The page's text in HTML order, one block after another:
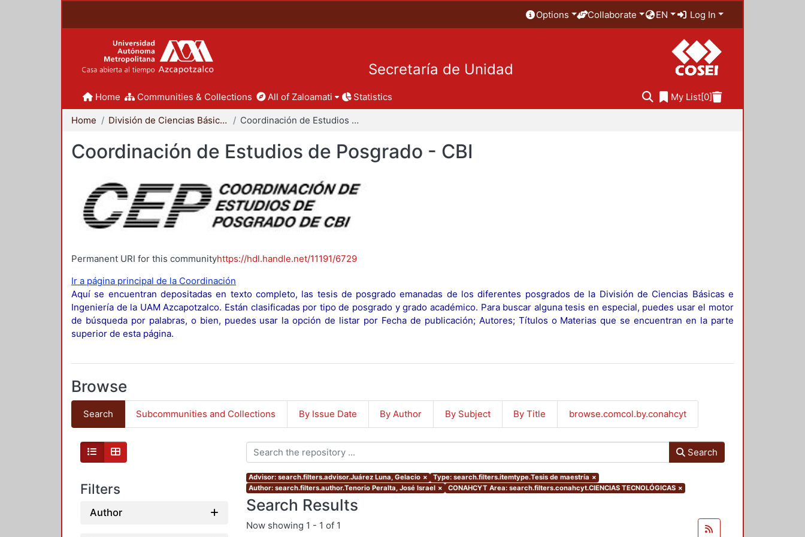
Options Collaborate EN Log In
Secretaría de Unidad
Home Communities & Collections All of Zaloamati Statistics My List[0]
Home División de Ciencias Básicas e Ingeniería Coordinación de Estudios de Posgrado - CBI
Coordinación de Estudios de Posgrado - CBI
Permanent URI for this communityhttps://hdl.handle.net/11191/6729
Ir a página principal de la Coordinación
Aquí se encuentran depositadas en texto completo, las tesis de posgrado emanadas de los diferentes posgrados de la División de Ciencias Básicas e
Ingeniería de la UAM Azcapotzalco. Están clasificadas por tipo de posgrado y grado académico. Para buscar alguna tesis en especial, puedes usar el motor
de búsqueda por palabras, o bien, puedes usar la opción de listar por Fecha de publicación; Autores; Títulos o Materias que se encuentran en la parte
superior de esta página.
Browse
Search Subcommunities and Collections By Issue Date By Author By Subject By Title browse.comcol.by.conahcyt
Filters
Author
Search
Advisor: search.filters.advisor.Juárez Luna, Gelacio × Type: search.filters.itemtype.Tesis de maestría ×
Author: search.filters.author.Tenorio Peralta, José Israel × CONAHCYT Area: search.filters.conahcyt.CIENCIAS TECNOLÓGICAS ×
Search Results
Now showing 1 - 1 of 1